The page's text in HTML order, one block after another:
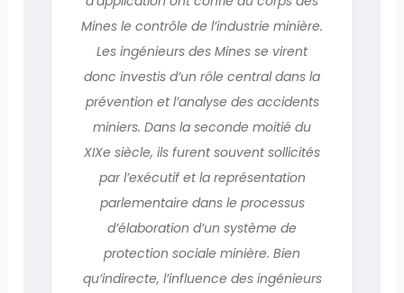
Mines le contrôle de l’industrie minière.
Les ingénieurs des Mines se virent
donc investis d’un rôle central dans la
prévention et l’analyse des accidents
miniers. Dans la seconde moitié du
XIXe siècle, ils furent souvent sollicités
par l’exécutif et la représentation
parlementaire dans le processus
d’élaboration d’un système de
protection sociale minière. Bien
qu’indirecte, l’influence des ingénieurs